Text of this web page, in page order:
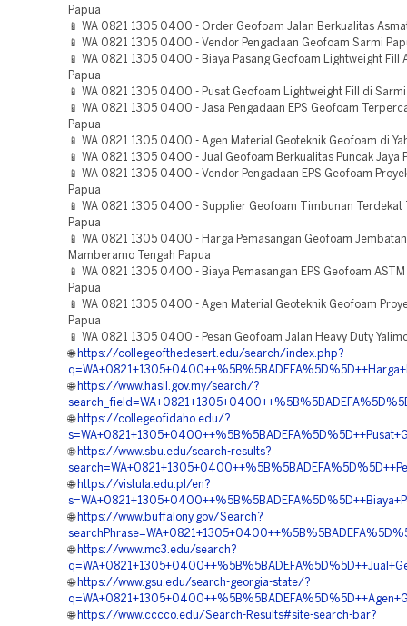
Papua
📱 WA 0821 1305 0400 - Order Geofoam Jalan Berkualitas
📱 WA 0821 1305 0400 - Vendor Pengadaan Geofoam Sarmi
📱 WA 0821 1305 0400 - Biaya Pasang Geofoam Lightweight Fill
Papua
📱 WA 0821 1305 0400 - Pusat Geofoam Lightweight Fill di
📱 WA 0821 1305 0400 - Jasa Pengadaan EPS Geofoam
Papua
📱 WA 0821 1305 0400 - Agen Material Geoteknik Geofoam di
📱 WA 0821 1305 0400 - Jual Geofoam Berkualitas Puncak Jaya
📱 WA 0821 1305 0400 - Vendor Pengadaan EPS Geofoam
Papua
📱 WA 0821 1305 0400 - Supplier Geofoam Timbunan Terdekat
Papua
📱 WA 0821 1305 0400 - Harga Pemasangan Geofoam
Mamberamo Tengah Papua
📱 WA 0821 1305 0400 - Biaya Pemasangan EPS Geofoam
Papua
📱 WA 0821 1305 0400 - Agen Material Geoteknik Geofoam
Papua
📱 WA 0821 1305 0400 - Pesan Geofoam Jalan Heavy Duty
🌐 https://collegeofthedesert.edu/search/index.php?
🌐 https://www.hasil.gov.my/search/?
🌐 https://collegeofidaho.edu/?
🌐 https://www.sbu.edu/search-results?
🌐 https://vistula.edu.pl/en?
🌐 https://www.buffalony.gov/Search?
🌐 https://www.mc3.edu/search?
🌐 https://www.gsu.edu/search-georgia-state/?
🌐 https://www.cccco.edu/Search-Results#site-search-bar?